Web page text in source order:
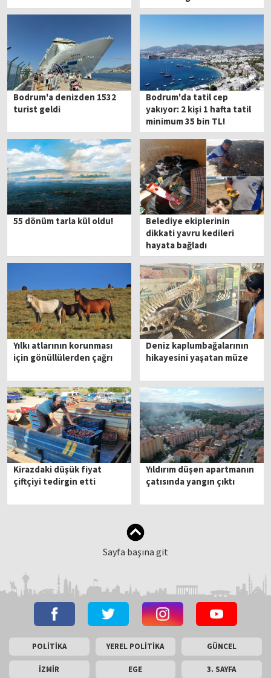
Bodrum'a denizden 1532
turist geldi
Bodrum'da tatil cep
yakıyor: 2 kişi 1 hafta tatil
minimum 35 bin TL!
55 dönüm tarla kül oldu!
Belediye ekiplerinin
dikkati yavru kedileri
hayata bağladı
Yılkı atlarının korunması
için gönüllülerden çağrı
Deniz kaplumbağalarının
hikayesini yaşatan müze
Kirazdaki düşük fiyat
çiftçiyi tedirgin etti
Yıldırım düşen apartmanın
çatısında yangın çıktı
Sayfa başına git
POLİTİKA YEREL POLİTİKA GÜNCEL
İZMİR EGE 3. SAYFA